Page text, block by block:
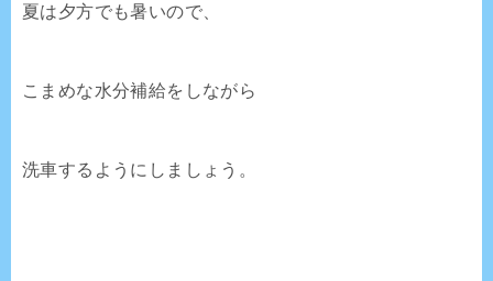
夏は夕方でも暑いので、
こまめな水分補給をしながら
洗車するようにしましょう。